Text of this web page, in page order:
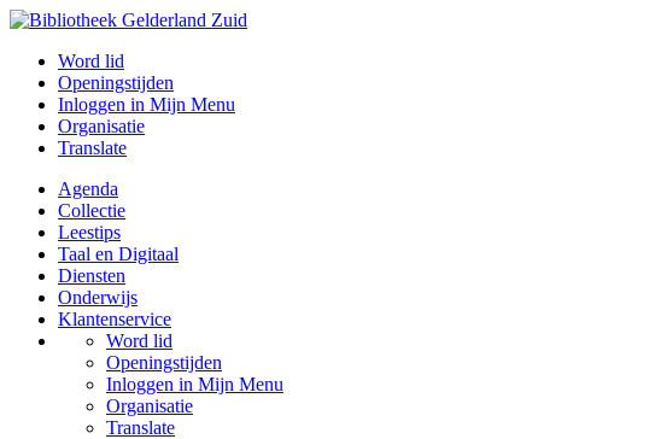
Word lid
Openingstijden
Inloggen in Mijn Menu
Organisatie
Translate
Agenda
Collectie
Leestips
Taal en Digitaal
Diensten
Onderwijs
Klantenservice
Word lid
Openingstijden
Inloggen in Mijn Menu
Organisatie
Translate